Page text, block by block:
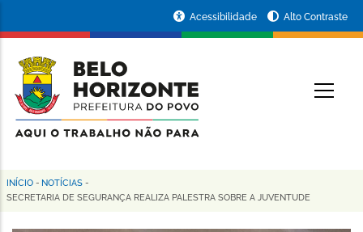
conteúdo
principal
da
Prefeitura
de
Horizonte
Acessibilidade Alto Contraste
Trilha
INÍCIO - NOTÍCIAS -
SECRETARIA DE SEGURANÇA REALIZA PALESTRA SOBRE A JUVENTUDE